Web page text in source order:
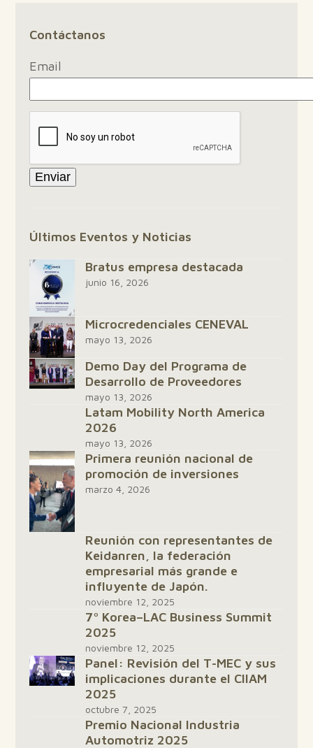
Contáctanos
Email
Últimos Eventos y Noticias
Bratus empresa destacada
junio 16, 2026
Microcredenciales CENEVAL
mayo 13, 2026
Demo Day del Programa de
Desarrollo de Proveedores
mayo 13, 2026
Latam Mobility North America
2026
mayo 13, 2026
Primera reunión nacional de
promoción de inversiones
marzo 4, 2026
Reunión con representantes de
Keidanren, la federación
empresarial más grande e
influyente de Japón.
noviembre 12, 2025
7º Korea–LAC Business Summit
2025
noviembre 12, 2025
Panel: Revisión del T-MEC y sus
implicaciones durante el CIIAM
2025
octubre 7, 2025
Premio Nacional Industria
Automotriz 2025